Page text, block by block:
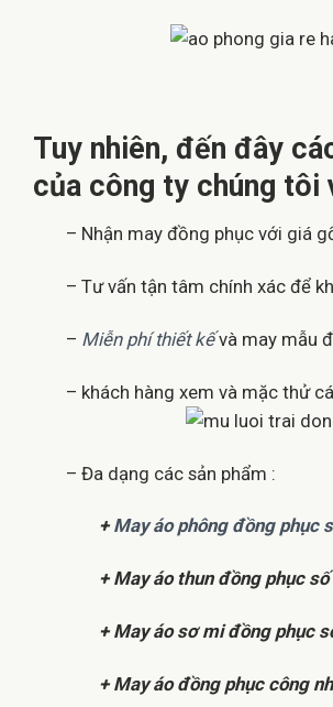
Tuy nhiên, đến đây
của công ty chúng tôi
– Nhận may đồng phục với giá
– Tư vấn tận tâm chính xác để
– Miễn phí thiết kếvà may mẫu
– khách hàng xem và mặc thử
– Đa dạng các sản phẩm :
+May áo phông đồng phục
+ May áo thun đồng phục
+ May áo sơ mi đồng phục
+ May áo đồng phục công